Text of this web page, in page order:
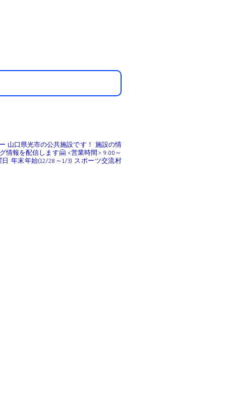
山口県光市の公共施設です！ 施設の情
情報を配信します🤗<営業時間> 9:00～
年末年始(12/28～1/3) スポーツ交流村